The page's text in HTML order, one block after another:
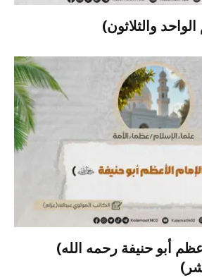
والثلاثون)
أبو حنيفة رحمه الله)